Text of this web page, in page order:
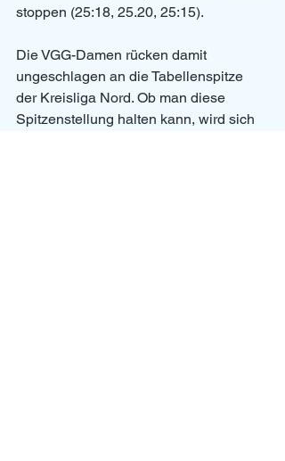
stoppen (25:18, 25.20, 25:15).
Die VGG-Damen rücken damit
ungeschlagen an die Tabellenspitze
der Kreisliga Nord. Ob man diese
Spitzenstellung halten kann, wird sich